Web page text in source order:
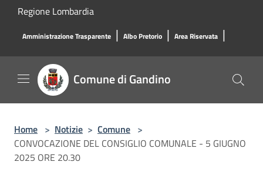
Salta al contenuto principale
Regione Lombardia
Amministrazione Trasparente | Albo Pretorio | Area Riservata |
Comune di Gandino
Home > Notizie > Comune >
CONVOCAZIONE DEL CONSIGLIO COMUNALE - 5 GIUGNO
2025 ORE 20.30